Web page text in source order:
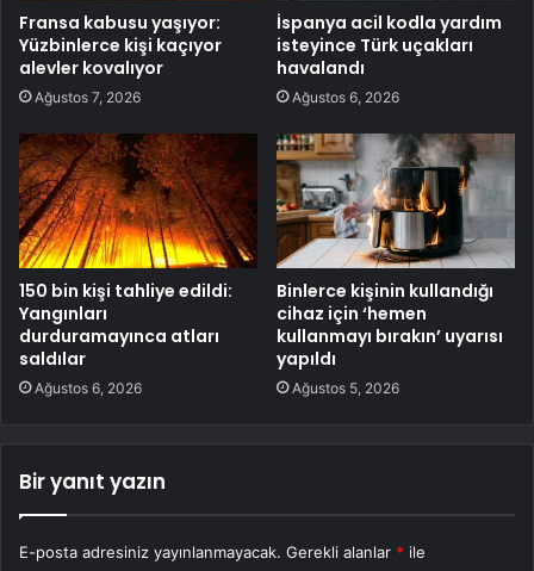
Fransa kabusu yaşıyor:
Yüzbinlerce kişi kaçıyor
alevler kovalıyor
Ağustos 7, 2026
İspanya acil kodla yardım
isteyince Türk uçakları
havalandı
Ağustos 6, 2026
150 bin kişi tahliye edildi:
Yangınları
durduramayınca atları
saldılar
Ağustos 6, 2026
Binlerce kişinin kullandığı
cihaz için ‘hemen
kullanmayı bırakın’ uyarısı
yapıldı
Ağustos 5, 2026
Bir yanıt yazın
E-posta adresiniz yayınlanmayacak. Gerekli alanlar * ile